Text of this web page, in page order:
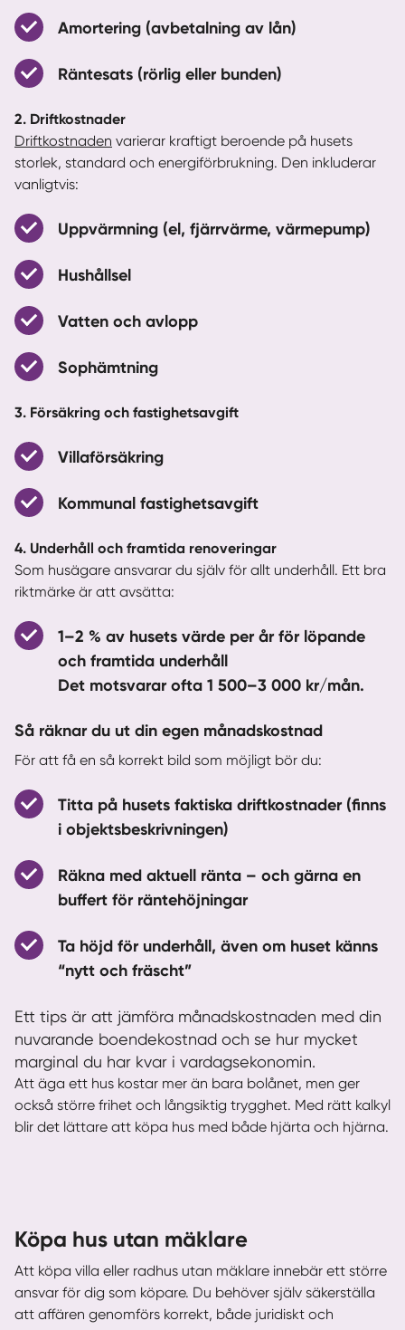
Amortering (avbetalning av lån)
Räntesats (rörlig eller bunden)
2. Driftkostnader
Driftkostnaden varierar kraftigt beroende på husets
storlek, standard och energiförbrukning. Den inkluderar
vanligtvis:
Uppvärmning (el, fjärrvärme, värmepump)
Hushållsel
Vatten och avlopp
Sophämtning
3. Försäkring och fastighetsavgift
Villaförsäkring
Kommunal fastighetsavgift
4. Underhåll och framtida renoveringar
Som husägare ansvarar du själv för allt underhåll. Ett bra
riktmärke är att avsätta:
1–2 % av husets värde per år för löpande
och framtida underhåll
Det motsvarar ofta 1 500–3 000 kr/mån.
Så räknar du ut din egen månadskostnad
För att få en så korrekt bild som möjligt bör du:
Titta på husets faktiska driftkostnader (finns
i objektsbeskrivningen)
Räkna med aktuell ränta – och gärna en
buffert för räntehöjningar
Ta höjd för underhåll, även om huset känns
“nytt och fräscht”
Ett tips är att jämföra månadskostnaden med din
nuvarande boendekostnad och se hur mycket
marginal du har kvar i vardagsekonomin.
Att äga ett hus kostar mer än bara bolånet, men ger
också större frihet och långsiktig trygghet. Med rätt kalkyl
blir det lättare att köpa hus med både hjärta och hjärna.
Köpa hus utan mäklare
Att köpa villa eller radhus utan mäklare innebär ett större
ansvar för dig som köpare. Du behöver själv säkerställa
att affären genomförs korrekt, både juridiskt och